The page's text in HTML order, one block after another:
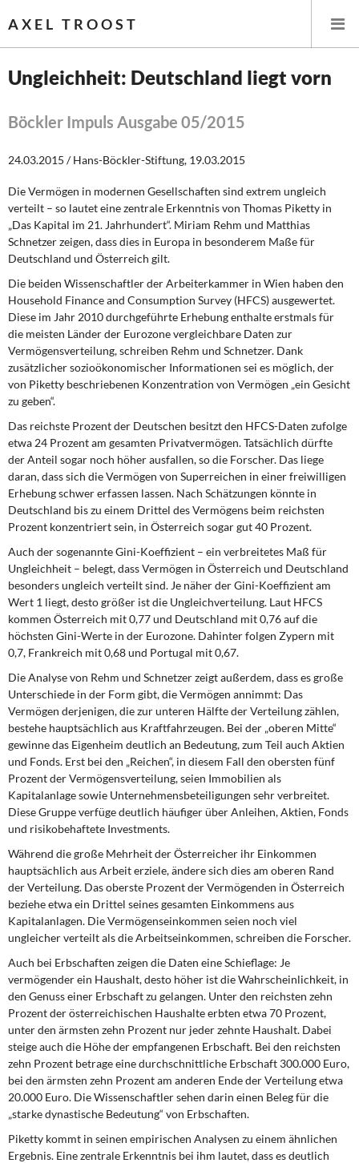
AXEL TROOST
Leitlinien linker Wirtschafts- und Finanzpolitik
Wirtschaftspolitik
Steuer- und Finanzpolitik
Öffentliche Infrastruktur und Daseinsvorsorge
Eurokrise und Griechenland
DIE LINKE
Weitere Themen
Memo-Gruppe
Institut Solidarische Moderne
Rosa-Luxemburg-Stiftung
Über mich
Kontakt
Ungleichheit: Deutschland liegt vorn
Böckler Impuls Ausgabe 05/2015
24.03.2015 / Hans-Böckler-Stiftung, 19.03.2015
Die Vermögen in modernen Gesellschaften sind extrem ungleich
verteilt – so lautet eine zentrale Erkenntnis von Thomas Piketty in
„Das Kapital im 21. Jahrhundert“. Miriam Rehm und Matthias
Schnetzer zeigen, dass dies in Europa in besonderem Maße für
Deutschland und Österreich gilt.
Die beiden Wissenschaftler der Arbeiterkammer in Wien haben den
Household Finance and Consumption Survey (HFCS) ausgewertet.
Diese im Jahr 2010 durchgeführte Erhebung enthalte erstmals für
die meisten Länder der Eurozone vergleichbare Daten zur
Vermögensverteilung, schreiben Rehm und Schnetzer. Dank
zusätzlicher sozioökonomischer Informationen sei es möglich, der
von Piketty beschriebenen Konzentration von Vermögen „ein Gesicht
zu geben“.
Das reichste Prozent der Deutschen besitzt den HFCS-Daten zufolge
etwa 24 Prozent am gesamten Privatvermögen. Tatsächlich dürfte
der Anteil sogar noch höher ausfallen, so die Forscher. Das liege
daran, dass sich die Vermögen von Superreichen in einer freiwilligen
Erhebung schwer erfassen lassen. Nach Schätzungen könnte in
Deutschland bis zu einem Drittel des Vermögens beim reichsten
Prozent konzentriert sein, in Österreich sogar gut 40 Prozent.
Auch der sogenannte Gini-Koeffizient – ein verbreitetes Maß für
Ungleichheit – belegt, dass Vermögen in Österreich und Deutschland
besonders ungleich verteilt sind. Je näher der Gini-Koeffizient am
Wert 1 liegt, desto größer ist die Ungleichverteilung. Laut HFCS
kommen Österreich mit 0,77 und Deutschland mit 0,76 auf die
höchsten Gini-Werte in der Eurozone. Dahinter folgen Zypern mit
0,7, Frankreich mit 0,68 und Portugal mit 0,67.
Die Analyse von Rehm und Schnetzer zeigt außerdem, dass es große
Unterschiede in der Form gibt, die Vermögen annimmt: Das
Vermögen derjenigen, die zur unteren Hälfte der Verteilung zählen,
bestehe hauptsächlich aus Kraftfahrzeugen. Bei der „oberen Mitte“
gewinne das Eigenheim deutlich an Bedeutung, zum Teil auch Aktien
und Fonds. Erst bei den „Reichen“, in diesem Fall den obersten fünf
Prozent der Vermögensverteilung, seien Immobilien als
Kapitalanlage sowie Unternehmensbeteiligungen sehr verbreitet.
Diese Gruppe verfüge deutlich häufiger über Anleihen, Aktien, Fonds
und risikobehaftete Investments.
Während die große Mehrheit der Österreicher ihr Einkommen
hauptsächlich aus Arbeit erziele, ändere sich dies am oberen Rand
der Verteilung. Das oberste Prozent der Vermögenden in Österreich
beziehe etwa ein Drittel seines gesamten Einkommens aus
Kapitalanlagen. Die Vermögenseinkommen seien noch viel
ungleicher verteilt als die Arbeitseinkommen, schreiben die Forscher.
Auch bei Erbschaften zeigen die Daten eine Schieflage: Je
vermögender ein Haushalt, desto höher ist die Wahrscheinlichkeit, in
den Genuss einer Erbschaft zu gelangen. Unter den reichsten zehn
Prozent der österreichischen Haushalte erbten etwa 70 Prozent,
unter den ärmsten zehn Prozent nur jeder zehnte Haushalt. Dabei
steige auch die Höhe der empfangenen Erbschaft. Bei den reichsten
zehn Prozent betrage eine durchschnittliche Erbschaft 300.000 Euro,
bei den ärmsten zehn Prozent am anderen Ende der Verteilung etwa
20.000 Euro. Die Wissenschaftler sehen darin einen Beleg für die
„starke dynastische Bedeutung“ von Erbschaften.
Piketty kommt in seinen empirischen Analysen zu einem ähnlichen
Ergebnis. Eine zentrale Erkenntnis bei ihm lautet, dass es deutlich